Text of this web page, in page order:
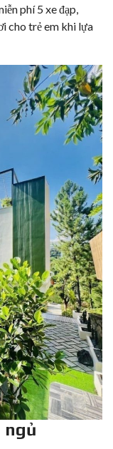
phí 5 xe đạp,
cho trẻ em khi lựa
ngủ